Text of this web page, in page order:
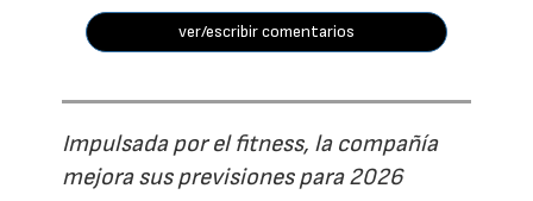
ver/escribir comentarios
Impulsada por el fitness, la compañía
mejora sus previsiones para 2026